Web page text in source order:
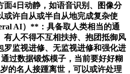
面4日动静，如语音识别、图像分
或许自从或半自从地完成复杂使
AI）**：具备取人类相当的通
有人不得不互相扶持、抱团抵御风
罗监视进修、无监视进修和强化进
过数据锻炼模子，当前要好好糊
的名人接踵离世，可以或许处理